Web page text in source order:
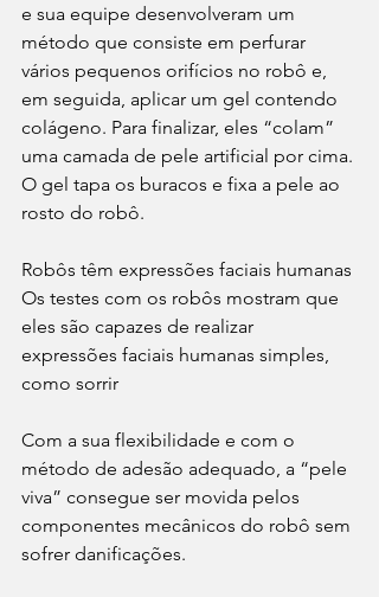
e sua equipe desenvolveram um
método que consiste em perfurar
vários pequenos orifícios no robô e,
em seguida, aplicar um gel contendo
colágeno. Para finalizar, eles “colam”
uma camada de pele artificial por cima.
O gel tapa os buracos e fixa a pele ao
rosto do robô.
Robôs têm expressões faciais humanas
Os testes com os robôs mostram que
eles são capazes de realizar
expressões faciais humanas simples,
como sorrir
Com a sua flexibilidade e com o
método de adesão adequado, a “pele
viva” consegue ser movida pelos
componentes mecânicos do robô sem
sofrer danificações.